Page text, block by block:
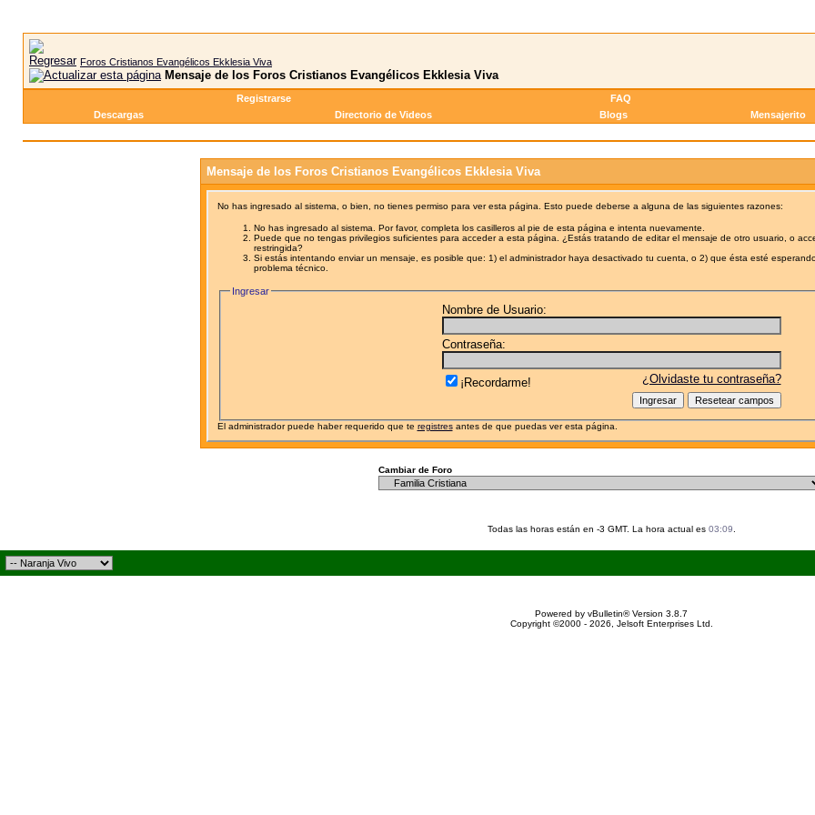
Foros Cristianos Evangélicos Ekklesia Viva
Mensaje de los Foros Cristianos Evangélicos Ekklesia Viva
Registrarse FAQ
Descargas
Directorio de Videos Blogs Mensajerito
Mensaje de los Foros Cristianos Evangélicos Ekklesia Viva
No has ingresado al sistema, o bien, no tienes permiso para ver esta página. Esto puede deberse a alguna de las siguientes razones:
No has ingresado al sistema. Por favor, completa los casilleros al pie de esta página e intenta nuevamente.
Puede que no tengas privilegios suficientes para acceder a esta página. ¿Estás tratando de editar el mensaje de otro usuario, o
restringida?
Si estás intentando enviar un mensaje, es posible que: 1) el administrador haya desactivado tu cuenta, o 2) que ésta esté
problema técnico.
Ingresar
Nombre de Usuario:
Contraseña:
¿Olvidaste tu contraseña?
¡Recordarme!
El administrador puede haber requerido que te registresantes de que puedas ver esta página.
Cambiar de Foro
Todas las horas están en -3 GMT. La hora actual es 03:09
Powered by vBulletin® Version 3.8.7
Copyright ©2000 - 2026, Jelsoft Enterprises Ltd.